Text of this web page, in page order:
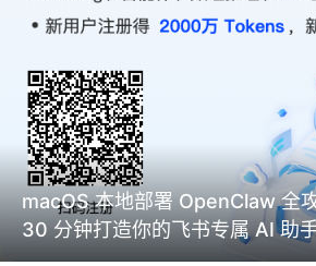
macOS 本地部署 OpenClaw 全
30 分钟打造你的飞书专属 AI 助